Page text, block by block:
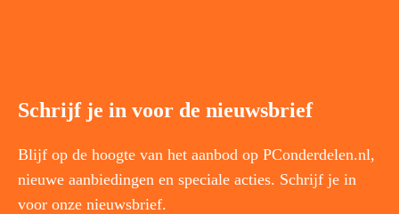
Schrijf je in voor de nieuwsbrief
Blijf op de hoogte van het aanbod op PConderdelen.nl,
nieuwe aanbiedingen en speciale acties. Schrijf je in
voor onze nieuwsbrief.